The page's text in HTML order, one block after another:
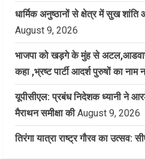
धार्मिक अनुष्ठानों से क्षेत्र में सुख
August 9, 2026
भाजपा को खड़गे के मुंह से
कहा ,भ्रष्ट पार्टी आदर्श पुरुषों का नाम
यूपीसीएल: प्रबंध निदेशक ध्यानी ने
मैराथन समीक्षा की August 9, 2026
तिरंगा यात्रा राष्ट्र गौरव का उत्सव: